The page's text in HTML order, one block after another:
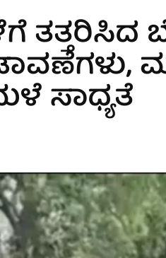
ತತ್ತರಿಸಿದ
ಸಾಧ್ಯತೆ